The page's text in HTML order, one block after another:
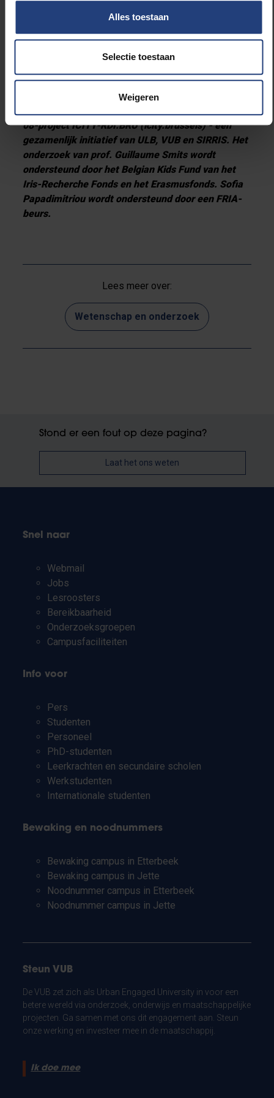
Alles toestaan
Selectie toestaan
Weigeren
Genetic Architecture in Brain Developmental
Disorders', gefinancierd door de Federatie
Wallonië-Brussel, en het BRIGHTanalysis-project,
Regionale Ontwikkeling (EFRO) en het Brussels
Hoofdstedelijk Gewest in het kader van het
08-project ICITY-RDI.BRU (icity.brussels) - een
gezamenlijk initiatief van ULB, VUB en SIRRIS. Het
onderzoek van prof. Guillaume Smits wordt
ondersteund door het Belgian Kids Fund van het
Iris-Recherche Fonds en het Erasmusfonds. Sofia
Papadimitriou wordt ondersteund door een FRIA-
beurs.
Lees meer over:
Wetenschap en onderzoek
Stond er een fout op deze pagina?
Laat het ons weten
Snel naar
Webmail
Jobs
Lesroosters
Bereikbaarheid
Onderzoeksgroepen
Campusfaciliteiten
Info voor
Pers
Studenten
Personeel
PhD-studenten
Leerkrachten en secundaire scholen
Werkstudenten
Internationale studenten
Bewaking en noodnummers
Bewaking campus in Etterbeek
Bewaking campus in Jette
Noodnummer campus in Etterbeek
Noodnummer campus in Jette
Steun VUB
De VUB zet zich als Urban Engaged University in voor een
betere wereld via onderzoek, onderwijs en maatschappelijke
projecten. Ga samen met ons dit engagement aan. Steun
onze werking en investeer mee in de maatschappij.
Ik doe mee